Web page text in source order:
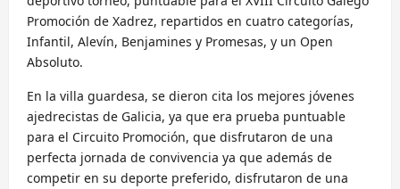
Promoción de Xadrez, repartidos en cuatro categorías,
Infantil, Alevín, Benjamines y Promesas, y un Open
Absoluto.
En la villa guardesa, se dieron cita los mejores jóvenes
ajedrecistas de Galicia, ya que era prueba puntuable
para el Circuito Promoción, que disfrutaron de una
perfecta jornada de convivencia ya que además de
competir en su deporte preferido, disfrutaron de una